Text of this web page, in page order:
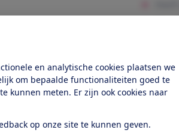
en analytische cookies plaatsen we
om bepaalde functionaliteiten goed te
kunnen meten. Er zijn ook cookies naar
op onze site te kunnen geven.
test?